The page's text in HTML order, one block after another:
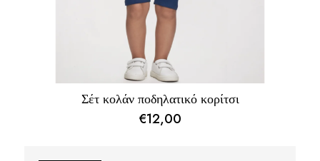
Σέτ κολάν ποδηλατικό κορίτσι
€12,00